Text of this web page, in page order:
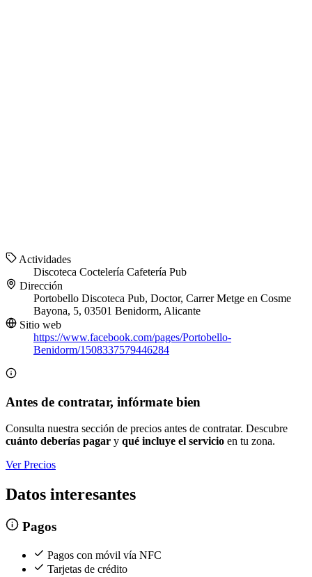
Actividades
Discoteca Coctelería Cafetería Pub
Dirección
Portobello Discoteca Pub, Doctor, Carrer Metge en Cosme
Bayona, 5, 03501 Benidorm, Alicante
Sitio web
https://www.facebook.com/pages/Portobello-
Benidorm/1508337579446284
Antes de contratar, infórmate bien
Consulta nuestra sección de precios antes de contratar. Descubre
cuánto deberías pagar y qué incluye el servicio en tu zona.
Ver Precios
Datos interesantes
Pagos
Pagos con móvil vía NFC
Tarjetas de crédito